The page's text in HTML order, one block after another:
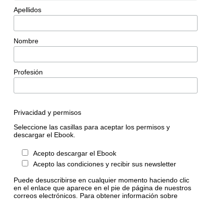
Apellidos
Nombre
Profesión
Privacidad y permisos
Seleccione las casillas para aceptar los permisos y
descargar el Ebook.
Acepto descargar el Ebook
Acepto las condiciones y recibir sus newsletter
Puede desuscribirse en cualquier momento haciendo clic
en el enlace que aparece en el pie de página de nuestros
correos electrónicos. Para obtener información sobre